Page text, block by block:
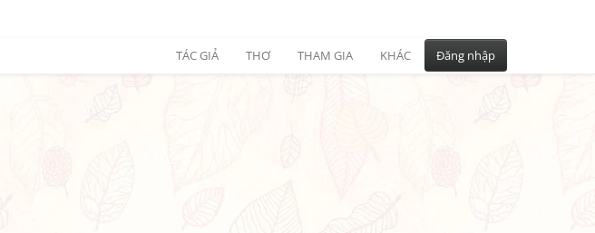
TÁC GIẢ THƠ THAM GIA KHÁC Đăng nhập